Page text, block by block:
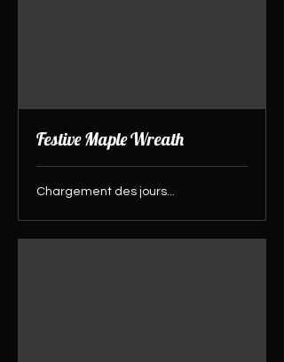
Festive Maple Wreath
Chargement des jours...